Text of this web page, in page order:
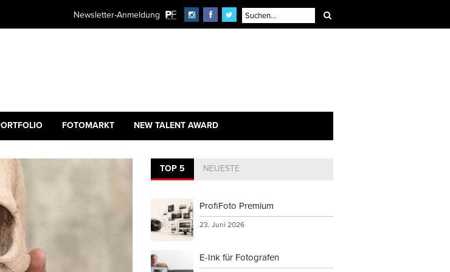
Newsletter-Anmeldung
FOTOMARKT NEW TALENT AWARD
TOP 5 NEUESTE
ProfiFoto Premium
23. Juni 2026
E-Ink für Fotografen
alle Themen rund um Fotografie und Fototechnik
wie oft.